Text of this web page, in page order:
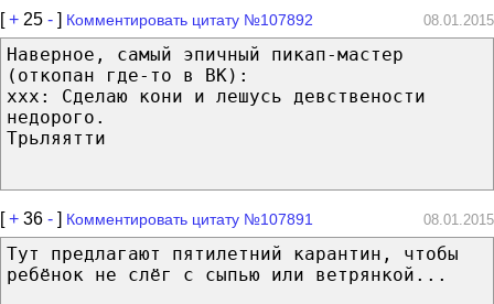
[+ 25 - ] Комментировать цитату №107892 08.01.2015
Наверное, самый эпичный пикап-мастер
(откопан где-то в ВК):
ххх: Сделаю кони и лешусь девствености
недорого.
Трьляятти
[+ 36 - ] Комментировать цитату №107891 08.01.2015
Тут предлагают пятилетний карантин, чтобы
ребёнок не слёг с сыпью или ветрянкой...